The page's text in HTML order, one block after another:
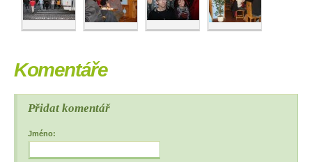
Komentáře
Přidat komentář
Jméno: